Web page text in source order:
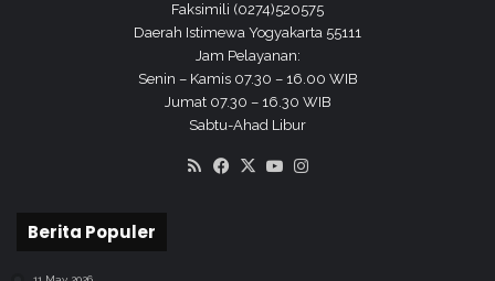
Faksimili (0274)520575
Daerah Istimewa Yogyakarta 55111
Jam Pelayanan:
Senin – Kamis 07.30 – 16.00 WIB
Jumat 07.30 – 16.30 WIB
Sabtu-Ahad Libur
RSS Facebook
X YouTube
Berita Populer